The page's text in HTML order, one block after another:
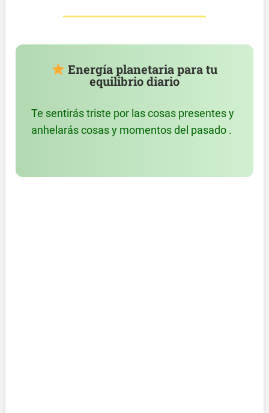
Energía planetaria para tu
equilibrio diario
Te sentirás triste por las cosas presentes y
anhelarás cosas y momentos del pasado .